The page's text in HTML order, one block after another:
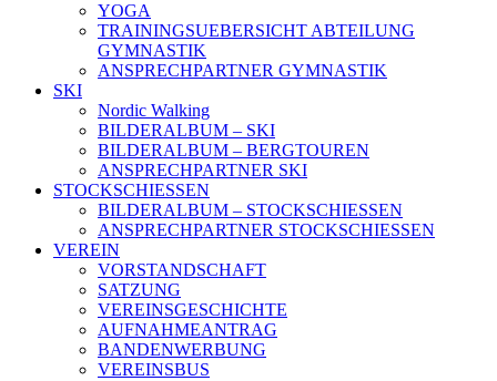
YOGA
TRAININGSUEBERSICHT ABTEILUNG
GYMNASTIK
ANSPRECHPARTNER GYMNASTIK
SKI
Nordic Walking
BILDERALBUM – SKI
BILDERALBUM – BERGTOUREN
ANSPRECHPARTNER SKI
STOCKSCHIESSEN
BILDERALBUM – STOCKSCHIESSEN
ANSPRECHPARTNER STOCKSCHIESSEN
VEREIN
VORSTANDSCHAFT
SATZUNG
VEREINSGESCHICHTE
AUFNAHMEANTRAG
BANDENWERBUNG
VEREINSBUS